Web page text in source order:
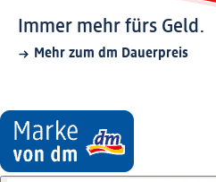
Immer mehr fürs Geld.
Mehr zum dm Dauerpreis